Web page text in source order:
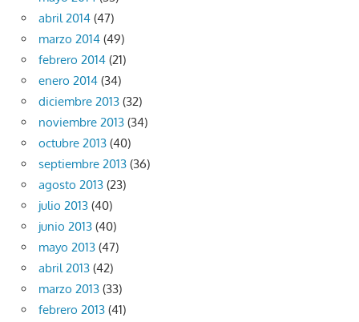
abril 2014 (47)
marzo 2014 (49)
febrero 2014 (21)
enero 2014 (34)
diciembre 2013 (32)
noviembre 2013 (34)
octubre 2013 (40)
septiembre 2013 (36)
agosto 2013 (23)
julio 2013 (40)
junio 2013 (40)
mayo 2013 (47)
abril 2013 (42)
marzo 2013 (33)
febrero 2013 (41)